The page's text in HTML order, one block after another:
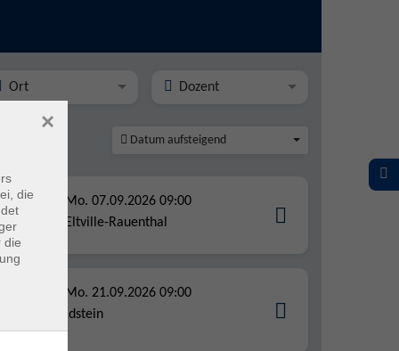
Ort Dozent
Datum aufsteigend
den
Mo. 07.09.2026 09:00
Eltville-Rauenthal
Mo. 21.09.2026 09:00
Idstein
die
die
×